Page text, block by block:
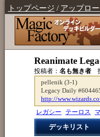
トップページ / アップロ
Reanimate
投稿者： 名も無き者
pellenik (3-1)
Legacy Daily
http://
レガシー
テーロス
デッキリスト